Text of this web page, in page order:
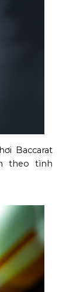
Baccarat
theo tình